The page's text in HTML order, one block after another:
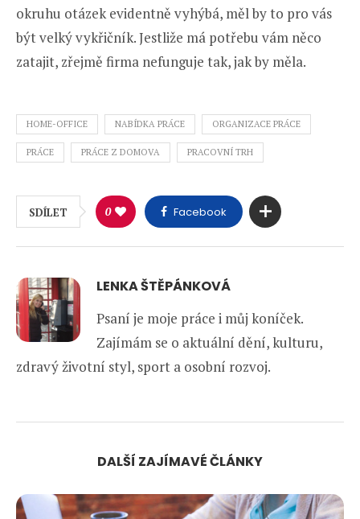
okruhu otázek evidentně vyhýbá, měl by to pro vás
být velký vykřičník. Jestliže má potřebu vám něco
zatajit, zřejmě firma nefunguje tak, jak by měla.
HOME-OFFICE NABÍDKA PRÁCE ORGANIZACE PRÁCE
PRÁCE PRÁCE Z DOMOVA PRACOVNÍ TRH
SDÍLET 0 Facebook
LENKA ŠTĚPÁNKOVÁ
Psaní je moje práce i můj koníček.
Zajímám se o aktuální dění, kulturu,
zdravý životní styl, sport a osobní rozvoj.
DALŠÍ ZAJÍMAVÉ ČLÁNKY